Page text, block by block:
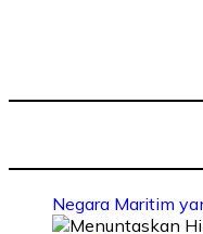
Negara Maritim